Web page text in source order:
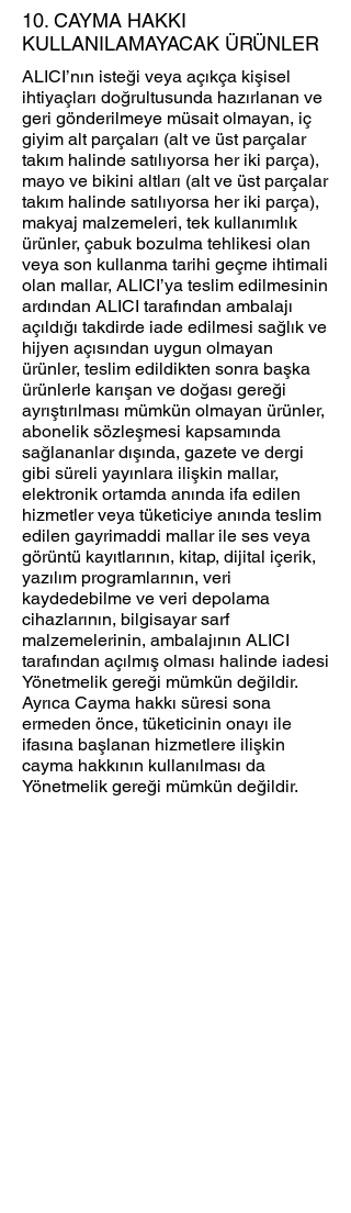
10. CAYMA HAKKI
KULLANILAMAYACAK ÜRÜNLER
ALICI’nın isteği veya açıkça kişisel
ihtiyaçları doğrultusunda hazırlanan ve
geri gönderilmeye müsait olmayan, iç
giyim alt parçaları (alt ve üst parçalar
takım halinde satılıyorsa her iki parça),
mayo ve bikini altları (alt ve üst parçalar
takım halinde satılıyorsa her iki parça),
makyaj malzemeleri, tek kullanımlık
ürünler, çabuk bozulma tehlikesi olan
veya son kullanma tarihi geçme ihtimali
olan mallar, ALICI’ya teslim edilmesinin
ardından ALICI tarafından ambalajı
açıldığı takdirde iade edilmesi sağlık ve
hijyen açısından uygun olmayan
ürünler, teslim edildikten sonra başka
ürünlerle karışan ve doğası gereği
ayrıştırılması mümkün olmayan ürünler,
abonelik sözleşmesi kapsamında
sağlananlar dışında, gazete ve dergi
gibi süreli yayınlara ilişkin mallar,
elektronik ortamda anında ifa edilen
hizmetler veya tüketiciye anında teslim
edilen gayrimaddi mallar ile ses veya
görüntü kayıtlarının, kitap, dijital içerik,
yazılım programlarının, veri
kaydedebilme ve veri depolama
cihazlarının, bilgisayar sarf
malzemelerinin, ambalajının ALICI
tarafından açılmış olması halinde iadesi
Yönetmelik gereği mümkün değildir.
Ayrıca Cayma hakkı süresi sona
ermeden önce, tüketicinin onayı ile
ifasına başlanan hizmetlere ilişkin
cayma hakkının kullanılması da
Yönetmelik gereği mümkün değildir.